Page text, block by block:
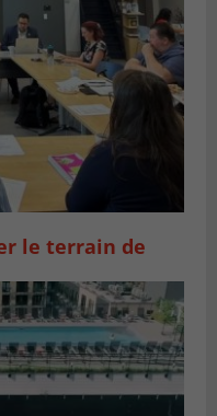
le terrain de